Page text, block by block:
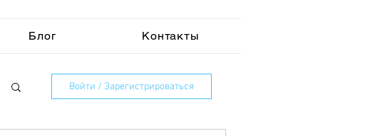
Блог Контакты
Войти / Зарегистрироваться